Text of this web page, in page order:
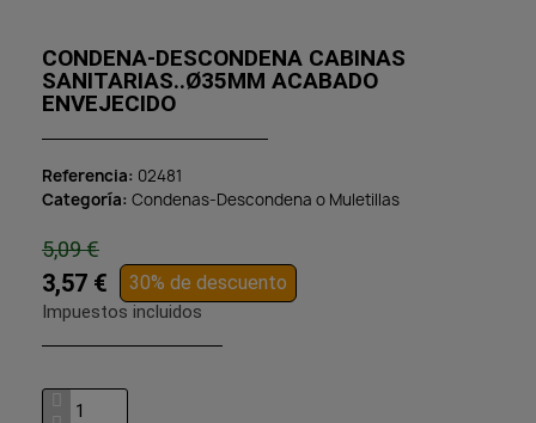
CONDENA-DESCONDENA CABINAS
SANITARIAS..Ø35MM ACABADO
ENVEJECIDO
Referencia 02481
Categoría Condenas-Descondena o Muletillas
5,09 €
3,57 € 30% de descuento
Impuestos incluidos